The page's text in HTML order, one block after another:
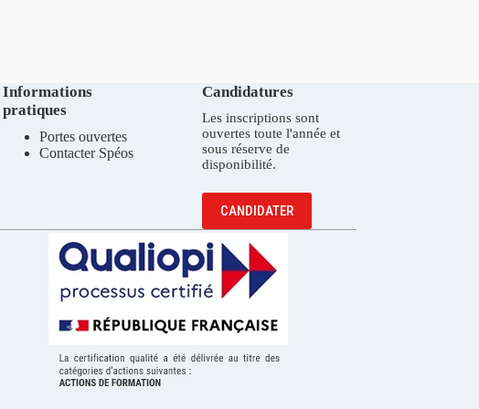
Informations
pratiques
Portes ouvertes
Contacter Spéos
Candidatures
Les inscriptions sont
ouvertes toute l'année et
sous réserve de
disponibilité.
CANDIDATER